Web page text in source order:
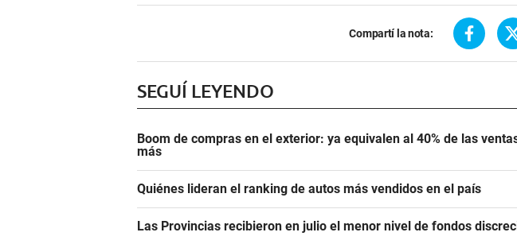
Compartí la nota:
SEGUÍ LEYENDO
Boom de compras en el exterior: ya equivalen al 40% de las
más
Quiénes lideran el ranking de autos más vendidos en el país
Las Provincias recibieron en julio el menor nivel de fondos